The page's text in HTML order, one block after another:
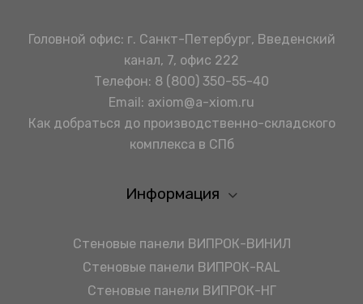
Головной офис: г. Санкт-Петербург, Введенский
канал, 7, офис 222
Телефон: 8 (800) 350-55-40
Email: axiom@a-xiom.ru
Как добраться до производственно-складского
комплекса в СПб
Информация
Стеновые панели ВИПРОК-ВИНИЛ
Стеновые панели ВИПРОК-RAL
Стеновые панели ВИПРОК-НГ